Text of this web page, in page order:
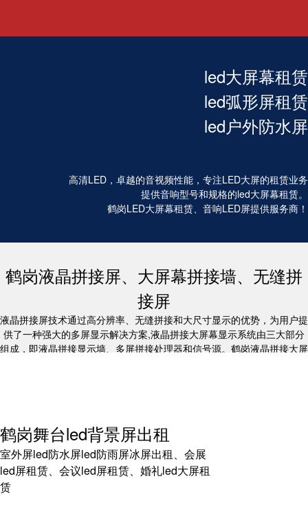
led大屏幕租赁
led弧形屏租赁
led户外防水屏
高清LED，卓越的音视频性能，专注LED大屏的租赁业务
提供音响型号和规格的led大屏幕租赁。
鹤岗LED大屏幕租赁、音响LED屏提供服务商！
鹤岗液晶拼接屏、大屏幕拼接墙、无缝拼
接屏
液晶拼接屏技术通过高分辨率、无缝拼接和大尺寸显示的优势，为用户提
供了一种强大的多屏显示解决方案,液晶拼接大屏幕显示系统由三大部分
组成，即液晶拼接显示墙、多屏拼接处理器和信号源。鹤岗液晶拼接大屏
鹤岗舞台led背景屏出租
室外屏led防水屏led防雨屏冰屏出租、会展
led屏租赁、会议led屏租赁、婚礼led大屏租
赁